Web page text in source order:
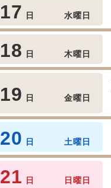
17 日 水曜日
18 日 木曜日
19 日 金曜日
20 日 土曜日
21 日 日曜日